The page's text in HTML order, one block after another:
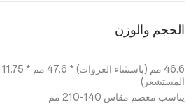
الحجم والوزن
المستشعر)
يناسب معصم مقاس 140-210 مم